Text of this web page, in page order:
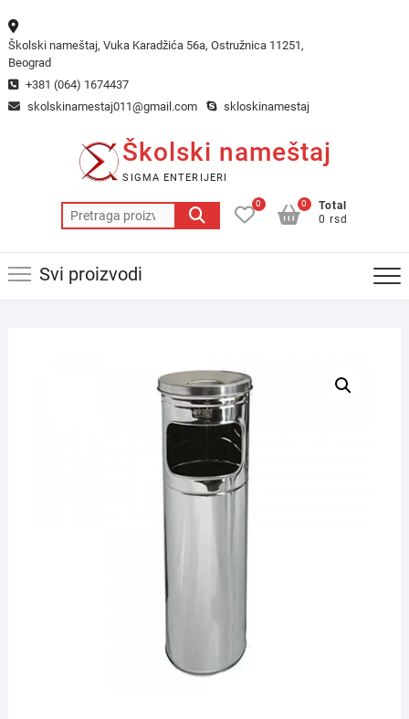
to
content
Školski nameštaj, Vuka Karadžića 56a, Ostružnica 11251,
Beograd
+381 (064) 1674437
skolskinamestaj011@gmail.com
skloskinamestaj
Školski nameštaj
SIGMA ENTERIJERI
Pretraga
za:
0
Total
0 rsd
0
Svi proizvodi